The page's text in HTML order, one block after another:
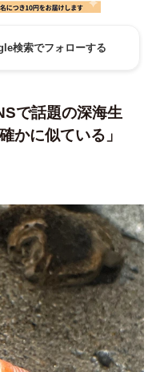
検索でフォローする
で話題の深海生
かに似ている」